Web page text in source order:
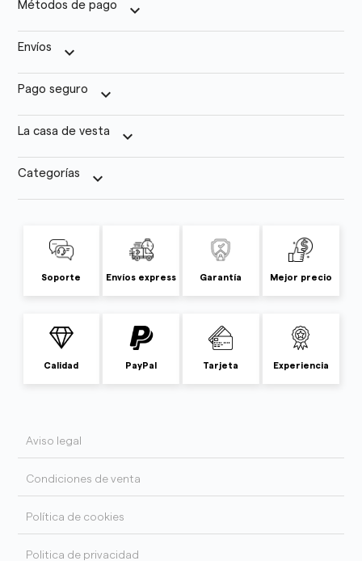
Métodos de pago keyboard_arrow_down
Envíos keyboard_arrow_down
Pago seguro keyboard_arrow_down
La casa de vesta keyboard_arrow_down
Categorías keyboard_arrow_down
Soporte Envíos express Garantía Mejor precio
Calidad PayPal Tarjeta Experiencia
Aviso legal
Condiciones de venta
Política de cookies
Politica de privacidad